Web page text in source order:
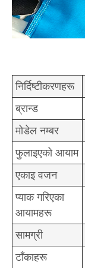
निर्दिष्टीकरणहरू
ब्रान्ड
मोडेल नम्बर
फुलाइएको आयाम
एकाइ वजन
प्याक गरिएका
आयामहरू
सामग्री
टाँकाहरू